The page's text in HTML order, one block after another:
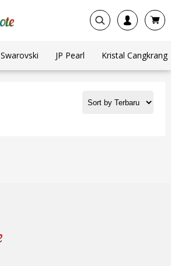
Swarovski JP Pearl Kristal Cangkrang